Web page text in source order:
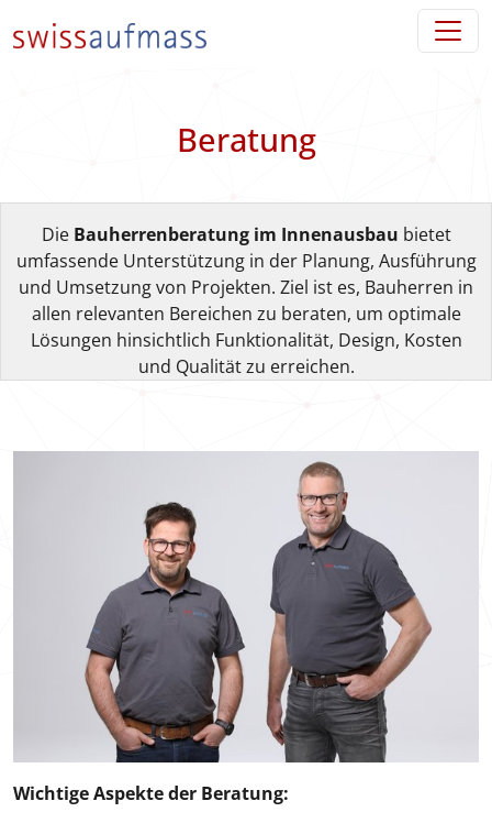
Beratung
Die Bauherrenberatung im Innenausbau bietet
umfassende Unterstützung in der Planung, Ausführung
und Umsetzung von Projekten. Ziel ist es, Bauherren in
allen relevanten Bereichen zu beraten, um optimale
Lösungen hinsichtlich Funktionalität, Design, Kosten
und Qualität zu erreichen.
Wichtige Aspekte der Beratung: